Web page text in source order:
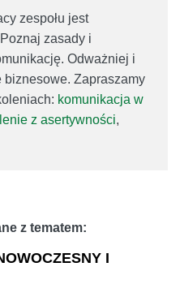
zespołu jest
zasady i
Odważniej i
Zapraszamy
komunikacja w
z asertywności,
z tematem:
I